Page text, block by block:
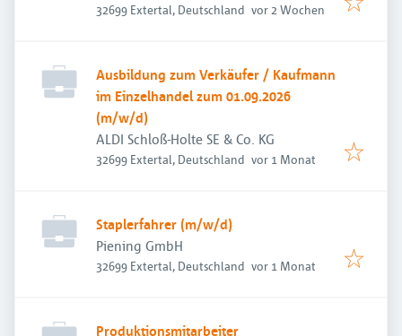
32699 Extertal, Deutschland Veröffentlicht
vor 2 Wochen
Ausbildung zum Verkäufer / Kaufmann
im Einzelhandel zum 01.09.2026
(m/w/d)
ALDI Schloß-Holte SE & Co. KG
32699 Extertal, Deutschland Veröffentlicht
vor 1 Monat
Staplerfahrer (m/w/d)
Piening GmbH
32699 Extertal, Deutschland Veröffentlicht
vor 1 Monat
Produktionsmitarbeiter